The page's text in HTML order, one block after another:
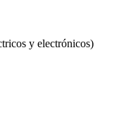
y electrónicos)